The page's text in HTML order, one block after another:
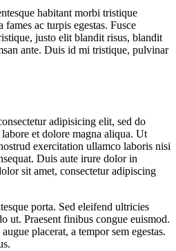
habitant morbi tristique
fames ac turpis egestas. Fusce
justo elit blandit risus, blandit
ante. Duis id mi tristique, pulvinar
adipisicing elit, sed do
et dolore magna aliqua. Ut
exercitation ullamco laboris nisi
Duis aute irure dolor in
sit amet, consectetur adipiscing
porta. Sed eleifend ultricies
ut. Praesent finibus congue euismod.
placerat, a tempor sem egestas.